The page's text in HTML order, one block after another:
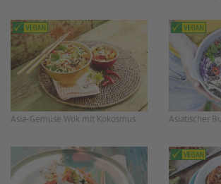
Asia-Gemüse Wok mit Kokosmus